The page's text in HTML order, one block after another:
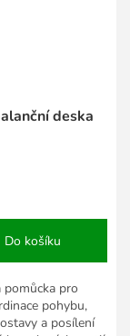
deska
Do košíku
pomůcka pro
pohybu,
a posílení